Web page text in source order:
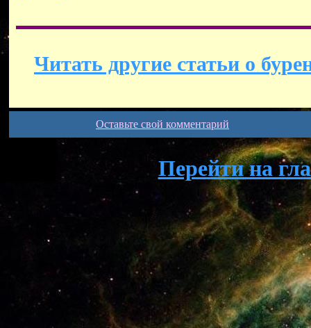
Читать другие статьи о
Оставьте свой комментарий
Перейти на